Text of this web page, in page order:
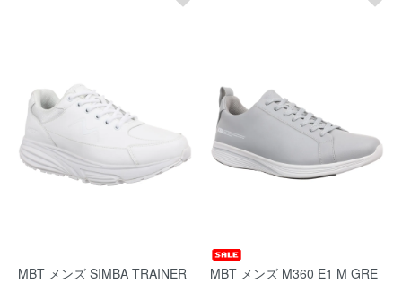
MBT メンズ SIMBA TRAINER
MBT メンズ M360 E1 M GRE